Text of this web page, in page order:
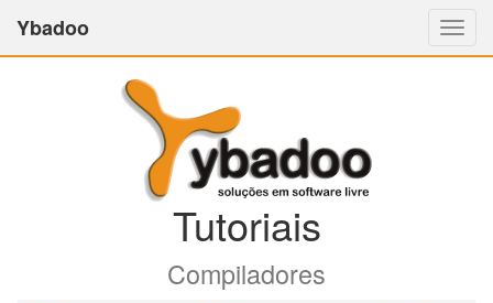
Ybadoo
Tutoriais
Compiladores